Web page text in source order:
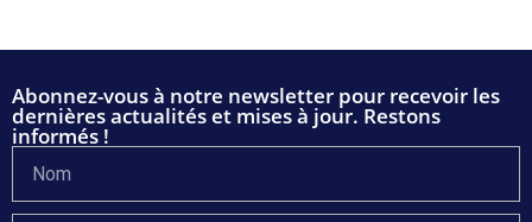
Abonnez-vous à notre newsletter pour recevoir les
dernières actualités et mises à jour. Restons
informés !